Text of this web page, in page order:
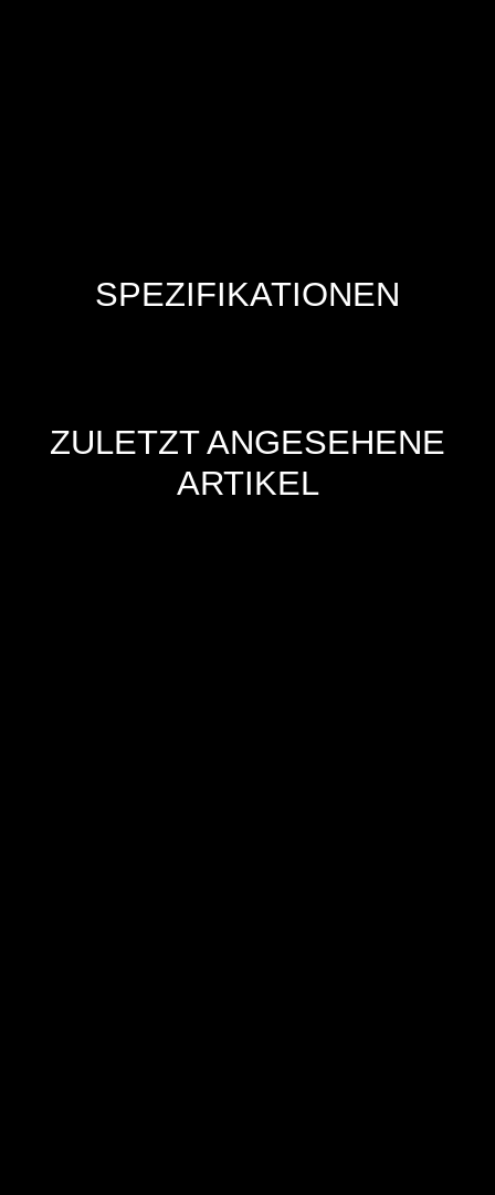
SPEZIFIKATIONEN
ZULETZT ANGESEHENE
ARTIKEL